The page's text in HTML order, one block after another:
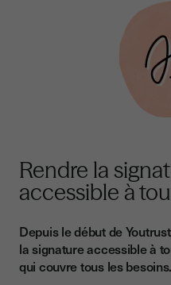
Rendre la
accessible à
Depuis le début de
la signature accessible à
qui couvre tous les besoins.